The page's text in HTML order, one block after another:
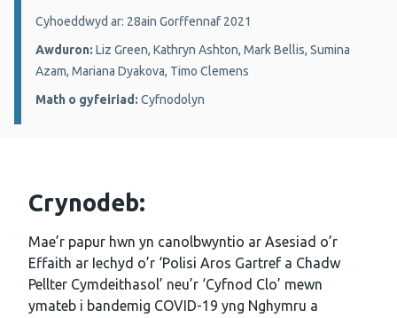
Manylion:
Cyhoeddwyd ar: 28ain Gorffennaf 2021
Awduron: Liz Green, Kathryn Ashton, Mark Bellis, Sumina
Azam, Mariana Dyakova, Timo Clemens
Math o gyfeiriad: Cyfnodolyn
Crynodeb:
Mae’r papur hwn yn canolbwyntio ar Asesiad o’r
Effaith ar Iechyd o’r ‘Polisi Aros Gartref a Chadw
Pellter Cymdeithasol’ neu’r ‘Cyfnod Clo’ mewn
ymateb i bandemig COVID-19 yng Nghymru a